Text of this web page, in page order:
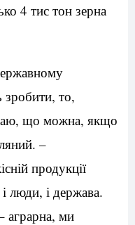
4 тис тон зерна
зробити, то,
що можна, якщо
–
продукції
люди, і держава.
аграрна, ми